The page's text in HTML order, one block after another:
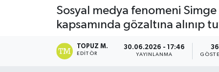
Sosyal medya fenomeni
kapsamında gözaltına alınıp
TOPUZ M.
EDITÖR
30.06.2026 - 17:46
YAYINLANMA
36
Son Dakika Haberleri